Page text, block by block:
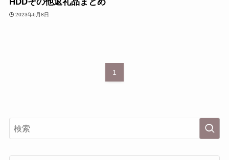
HDDその他返礼品まとめ
2023年6月8日
1